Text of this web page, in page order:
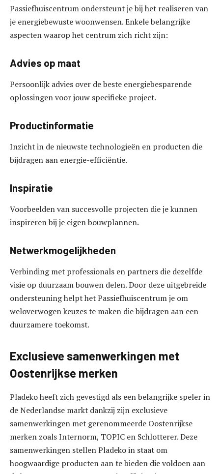
Passiefhuiscentrum ondersteunt je bij het realiseren van
je energiebewuste woonwensen. Enkele belangrijke
aspecten waarop het centrum zich richt zijn:
Advies op maat
Persoonlijk advies over de beste energiebesparende
oplossingen voor jouw specifieke project.
Productinformatie
Inzicht in de nieuwste technologieën en producten die
bijdragen aan energie-efficiëntie.
Inspiratie
Voorbeelden van succesvolle projecten die je kunnen
inspireren bij je eigen bouwplannen.
Netwerkmogelijkheden
Verbinding met professionals en partners die dezelfde
visie op duurzaam bouwen delen. Door deze uitgebreide
ondersteuning helpt het Passiefhuiscentrum je om
weloverwogen keuzes te maken die bijdragen aan een
duurzamere toekomst.
Exclusieve samenwerkingen met
Oostenrijkse merken
Pladeko heeft zich gevestigd als een belangrijke speler in
de Nederlandse markt dankzij zijn exclusieve
samenwerkingen met gerenommeerde Oostenrijkse
merken zoals Internorm, TOPIC en Schlotterer. Deze
samenwerkingen stellen Pladeko in staat om
hoogwaardige producten aan te bieden die voldoen aan